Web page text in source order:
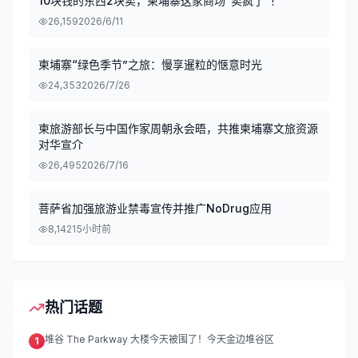
26,1592026/6/11
柬埔寨“绿色季节”之旅：慢享暹粒的惬意时光
24,3532026/7/26
柬旅游部长与中国作家周朝永会晤，共推柬埔寨文旅资源
对华宣介
26,4952026/7/16
菩萨省加强旅游业禁毒宣传并推广NoDrug应用
8,14215小时前
热门话题
1 堆谷 The Parkway 大楼今天被围了！今天金边堆谷区